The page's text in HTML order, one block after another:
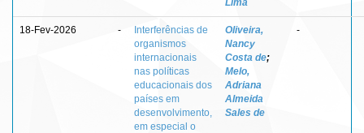
18-Fev-2026 -
Interferências de
organismos
internacionais
nas políticas
educacionais dos
países em
desenvolvimento,
em especial o
Oliveira,
Nancy
Costa de;
Melo,
Adriana
Almeida
Sales de
-